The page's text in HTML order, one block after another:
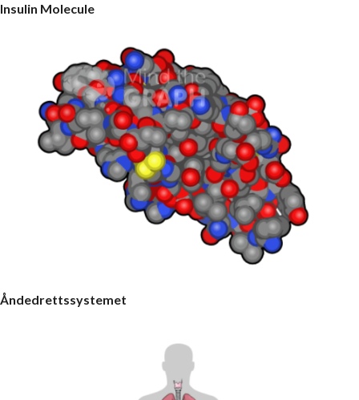
Insulin Molecule
Åndedrettssystemet